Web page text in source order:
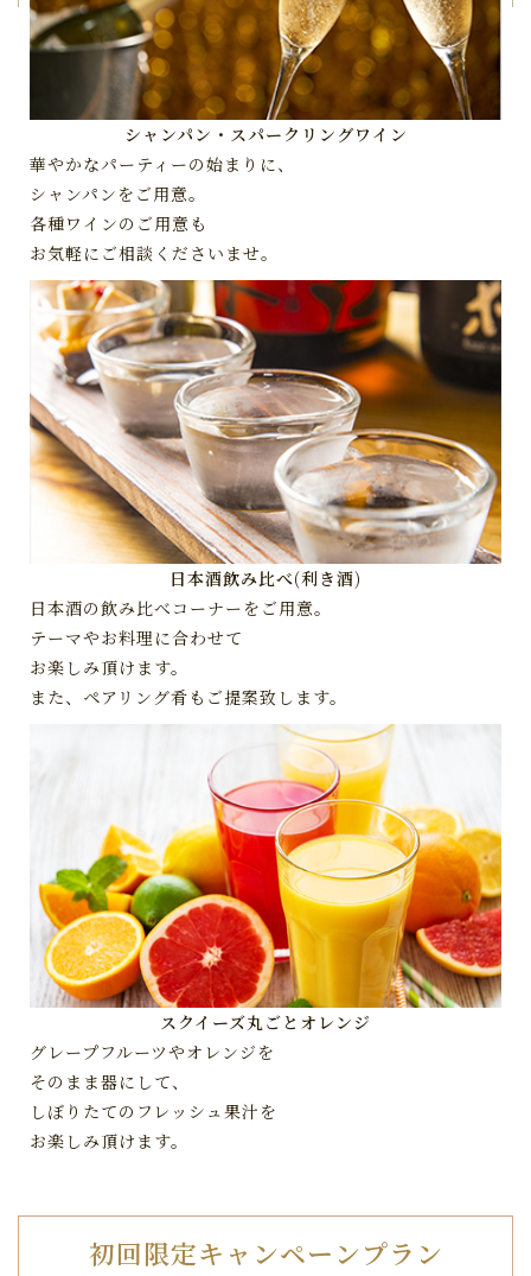
シャンパン・スパークリングワイン
華やかなパーティーの始まりに、
シャンパンをご用意。
各種ワインのご用意も
お気軽にご相談くださいませ。
日本酒飲み比べ(利き酒)
日本酒の飲み比べコーナーをご用意。
テーマやお料理に合わせて
お楽しみ頂けます。
また、ペアリング肴もご提案致します。
スクイーズ丸ごとオレンジ
グレープフルーツやオレンジを
そのまま器にして、
しぼりたてのフレッシュ果汁を
お楽しみ頂けます。
初回限定キャンペーンプラン